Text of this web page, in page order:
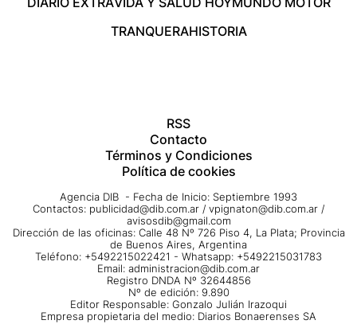
TRANQUERAHISTORIA
RSS
Contacto
Términos y Condiciones
Política de cookies
Agencia DIB - Fecha de Inicio: Septiembre 1993
Contactos: publicidad@dib.com.ar / vpignaton@dib.com.ar /
avisosdib@gmail.com
Dirección de las oficinas: Calle 48 Nº 726 Piso 4, La Plata; Provincia
de Buenos Aires, Argentina
Teléfono: +5492215022421 - Whatsapp: +5492215031783
Email: administracion@dib.com.ar
Registro DNDA Nº 32644856
Nº de edición: 9.890
Editor Responsable: Gonzalo Julián Irazoqui
Empresa propietaria del medio: Diarios Bonaerenses SA